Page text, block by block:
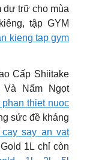
dự trữ cho mùa
tập GYM
kieng tap gym
Cấp Shiitake
Nấm Ngọt
thiet nuoc
sức đề kháng
cay say an vat
1L chỉ còn